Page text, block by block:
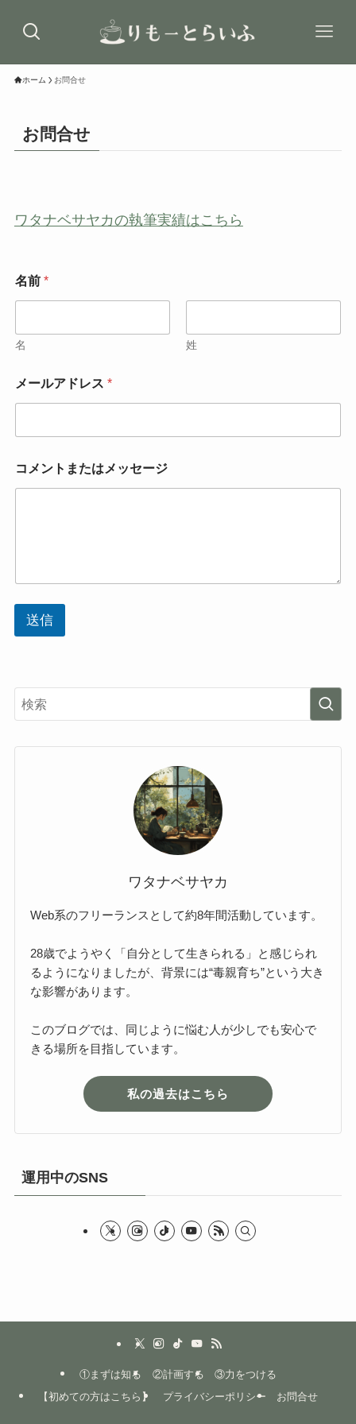
ホーム お問合せ
お問合せ
ワタナベサヤカの執筆実績はこちら
名前 *
名 姓
メールアドレス *
メ
ン
ー
ジ
名
コメントまたはメッセージ
送信
ワタナベサヤカ
Web系のフリーランスとして約8年間活動しています。
28歳でようやく「自分として生きられる」と感じられ
るようになりましたが、背景には“毒親育ち”という大き
な影響があります。
このブログでは、同じように悩む人が少しでも安心で
きる場所を目指しています。
私の過去はこちら
運用中のSNS
①まずは知る ②計画する
③力をつける
【初めての方はこちら】
プライバシーポリシー お問合せ